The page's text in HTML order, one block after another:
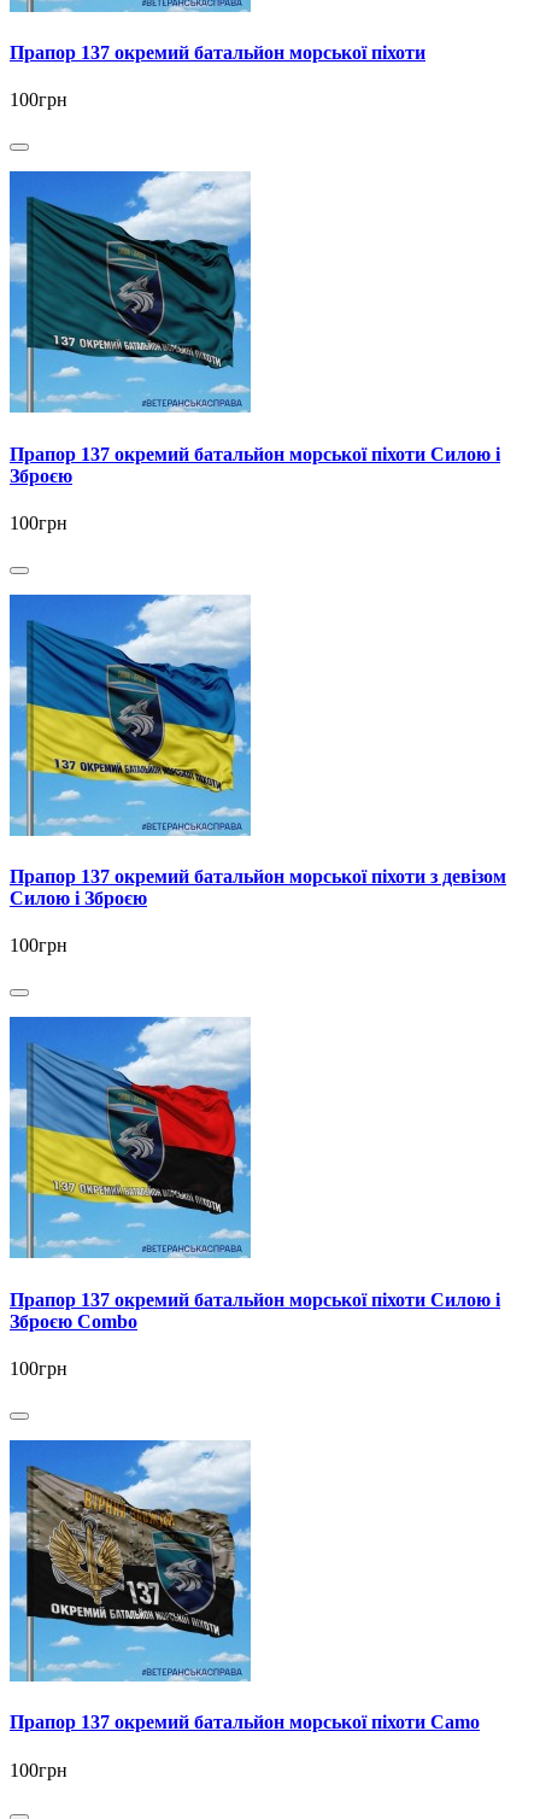
Прапор 137 окремий батальйон морської піхоти
100грн
Прапор 137 окремий батальйон морської піхоти Силою і
Зброєю
100грн
Прапор 137 окремий батальйон морської піхоти з девізом
Силою і Зброєю
100грн
Прапор 137 окремий батальйон морської піхоти Силою і
Зброєю Combo
100грн
Прапор 137 окремий батальйон морської піхоти Camo
100грн